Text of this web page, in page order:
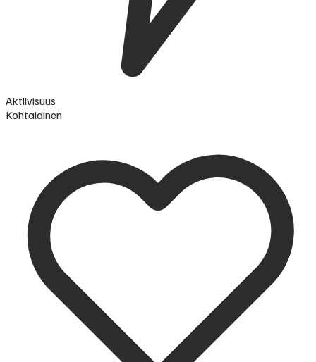
Aktiivisuus
Kohtalainen